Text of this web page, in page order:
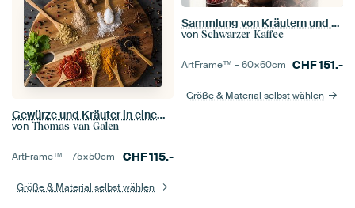
Gewürze und Kräuter in einem Regal
von Thomas van Galen
ArtFrame™ –75×50cm CHF115.-
Größe & Material selbst wählen
Sammlung von Kräutern und Gewürzen
von Schwarzer Kaffee
ArtFrame™ –60×60cm CHF151.-
Größe & Material selbst wählen